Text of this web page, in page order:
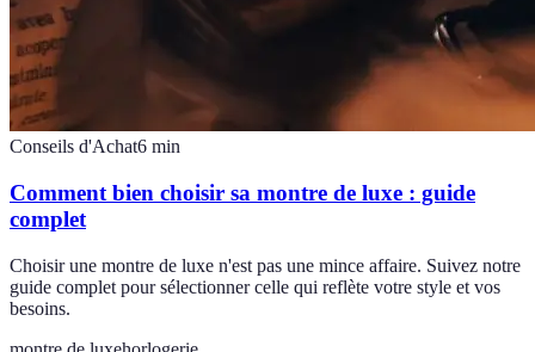
Conseils d'Achat6 min
Comment bien choisir sa montre de luxe : guide
complet
Choisir une montre de luxe n'est pas une mince affaire. Suivez notre
guide complet pour sélectionner celle qui reflète votre style et vos
besoins.